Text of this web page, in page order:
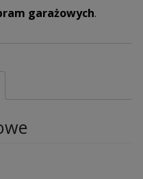
garażowych.